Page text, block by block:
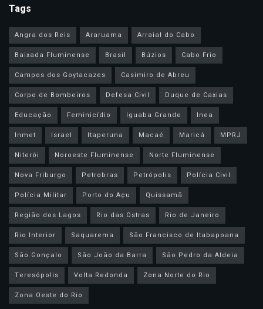
Tags
Angra dos Reis Araruama
Arraial do Cabo
Baixada Fluminense
Brasil Búzios
Cabo Frio
Campos dos Goytacazes
Casimiro de Abreu
Corpo de Bombeiros
Defesa Civil
Duque de Caxias
Educação
Feminicídio Iguaba Grande
Inea
Inmet
Israel Itaperuna Macaé Maricá
MPRJ
Niterói
Noroeste Fluminense
Norte Fluminense
Nova Friburgo
Petrobras Petrópolis
Polícia Civil
Polícia Militar
Porto do Açu
Quissamã
Região dos Lagos
Rio das Ostras
Rio de Janeiro
Rio Interior
Saquarema
São Francisco de Itabapoana
São Gonçalo
São João da Barra
São Pedro da Aldeia
Teresópolis
Volta Redonda
Zona Norte do Rio
Zona Oeste do Rio